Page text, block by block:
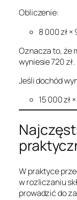
Obliczenie:
8 000 zł ×
Oznacza to, że
wyniesie 720 zł.
Jeśli dochód
15 000 zł
W praktyce
w rozliczaniu
prowadzić do